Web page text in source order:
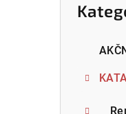
Přeskočit
kategorie